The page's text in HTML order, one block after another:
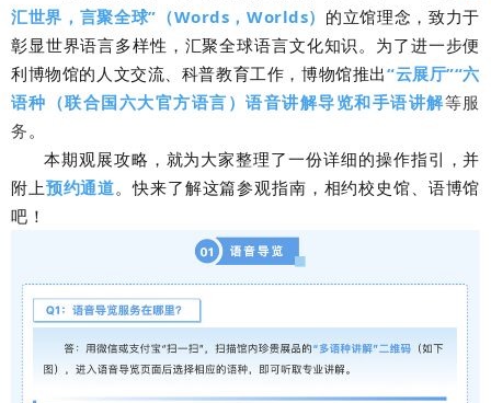
汇世界，言聚全球”（Words，Worlds） 的立馆理念，致力于
彰显世界语言多样性，汇聚全球语言文化知识。为了进一步便
利博物馆的人文交流、科普教育工作，博物馆推出“云展厅”“六
语种（联合国六大官方语言）语音讲解导览和手语讲解等服
务 。
本期观展攻略，就为大家整理了一份详细的操作指引，并
附上预约通道。快来了解这篇参观指南，相约校史馆、语博馆
吧！